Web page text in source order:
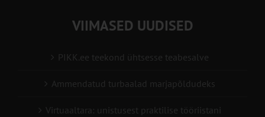
VIIMASED UUDISED
PIKK.ee teekond ühtsesse teabesalve
Ammendatud turbaalad marjapõldudeks
Virtuaaltara: unistusest praktilise tööriistani